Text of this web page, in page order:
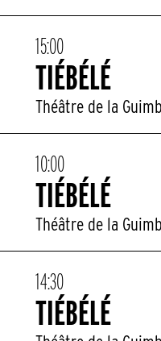
15:00
TIÉBÉLÉ
Théâtre de la
10:00
TIÉBÉLÉ
Théâtre de la
14:30
TIÉBÉLÉ